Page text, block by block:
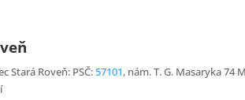
Stará Roveň: PSČ:57101, nám. T. G. Masaryka 74